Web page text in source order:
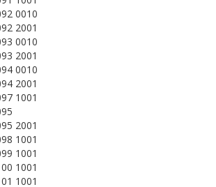
0010
2001
0010
2001
0010
2001
1001
2001
1001
1001
1001
1001